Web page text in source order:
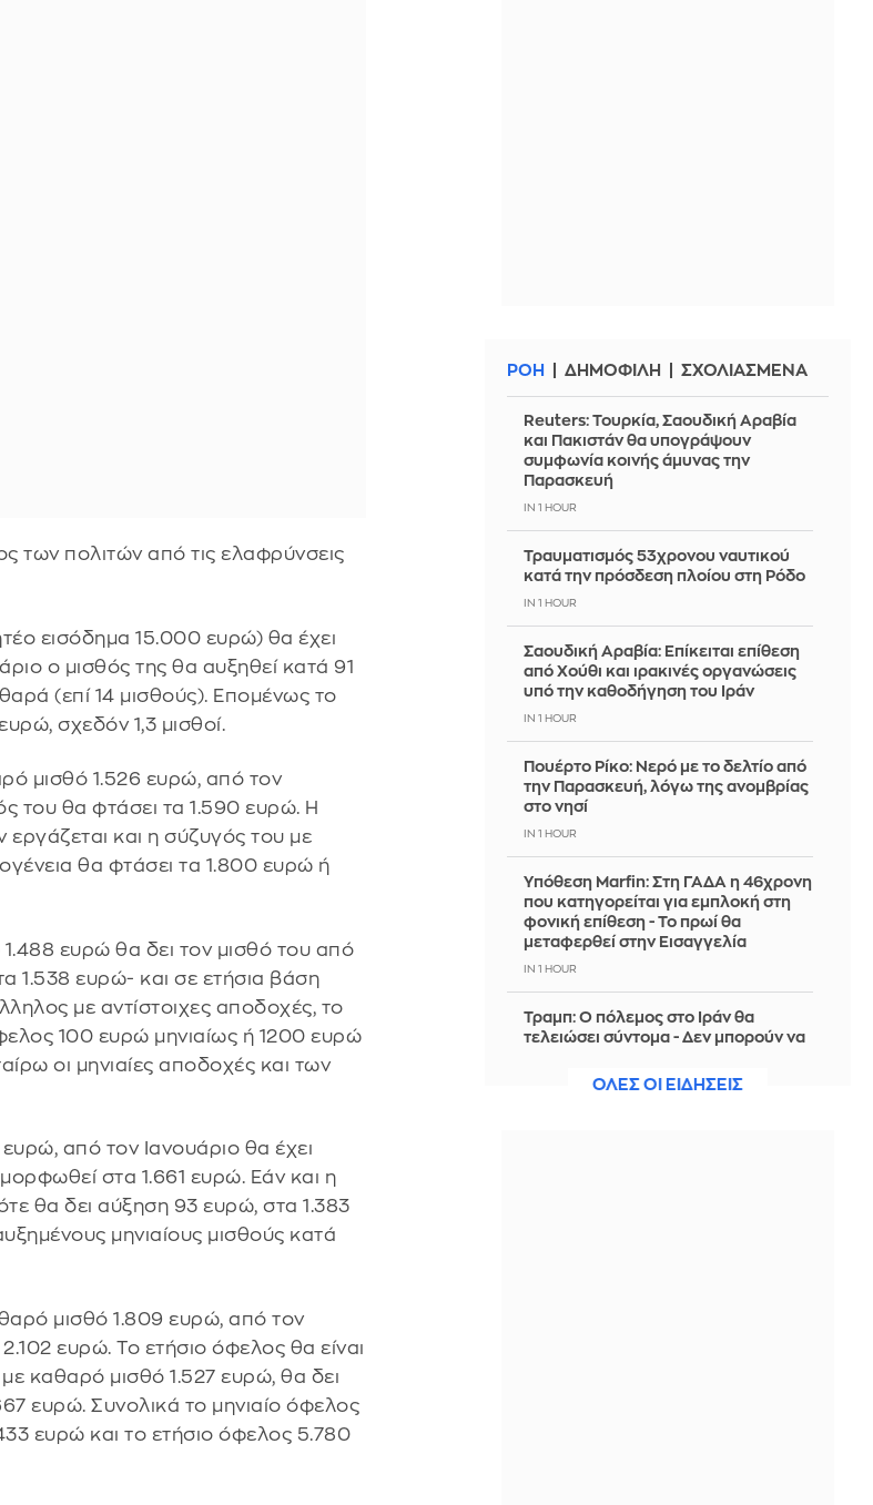
των πολιτών από τις ελαφρύνσεις
εισόδημα 15.000 ευρώ) θα έχει
ο μισθός της θα αυξηθεί κατά 91
(επί 14 μισθούς). Επομένως το
σχεδόν 1,3 μισθοί.
μισθό 1.526 ευρώ, από τον
του θα φτάσει τα 1.590 ευρώ. Η
και η σύζυγός του με
θα φτάσει τα 1.800 ευρώ ή
ευρώ θα δει τον μισθό του από
1.538 ευρώ- και σε ετήσια βάση
με αντίστοιχες αποδοχές, το
100 ευρώ μηνιαίως ή 1200 ευρώ
οι μηνιαίες αποδοχές και των
από τον Ιανουάριο θα έχει
στα 1.661 ευρώ. Εάν και η
θα δει αύξηση 93 ευρώ, στα 1.383
μηνιαίους μισθούς κατά
μισθό 1.809 ευρώ, από τον
ευρώ. Το ετήσιο όφελος θα είναι
καθαρό μισθό 1.527 ευρώ, θα δει
ευρώ. Συνολικά το μηνιαίο όφελος
ευρώ και το ετήσιο όφελος 5.780
ΡΟΗ ΔΗΜΟΦΙΛΗ ΣΧΟΛΙΑΣΜΕΝΑ
Reuters: Τουρκία, Σαουδική Αραβία
και Πακιστάν θα υπογράψουν
συμφωνία κοινής άμυνας την
Παρασκευή
IN 1 HOUR
Τραυματισμός 53χρονου ναυτικού
κατά την πρόσδεση πλοίου στη Ρόδο
IN 1 HOUR
Σαουδική Αραβία: Επίκειται επίθεση
από Χούθι και ιρακινές οργανώσεις
υπό την καθοδήγηση του Ιράν
IN 1 HOUR
Πουέρτο Ρίκο: Νερό με το δελτίο από
την Παρασκευή, λόγω της ανομβρίας
στο νησί
IN 1 HOUR
Υπόθεση Marfin: Στη ΓΑΔΑ η 46χρονη
που κατηγορείται για εμπλοκή στη
φονική επίθεση - Το πρωί θα
μεταφερθεί στην Εισαγγελία
IN 1 HOUR
Τραμπ: Ο πόλεμος στο Ιράν θα
τελειώσει σύντομα - Δεν μπορούν να
ΟΛΕΣ ΟΙ ΕΙΔΗΣΕΙΣ